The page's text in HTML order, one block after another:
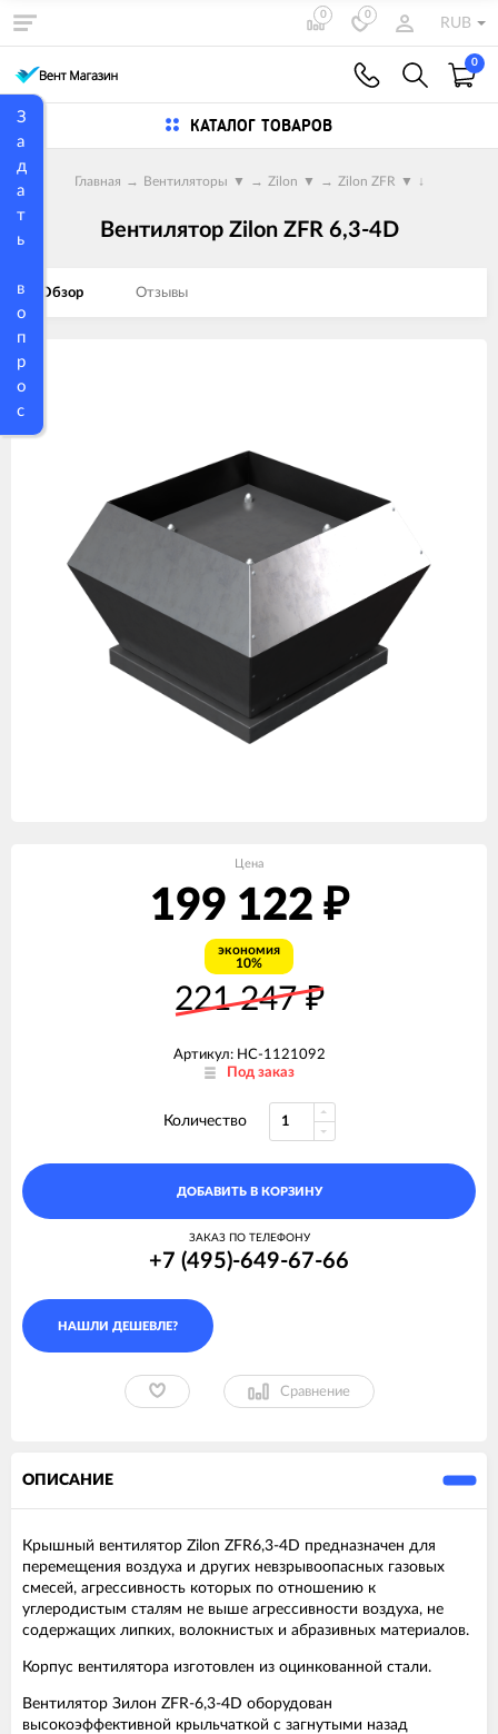
З
а
д
а
т
ь
в
о
п
р
о
с
0 0
RUB
0
КАТАЛОГ ТОВАРОВ
Главная → Вентиляторы ▼ → Zilon ▼ → Zilon ZFR ▼ ↓
Вентилятор Zilon ZFR 6,3-4D
Обзор Отзывы
Изображения
товаров
Цена
199 122 ₽
экономия
10%
221 247₽
Артикул: НС-1121092
Под заказ
Количество
ДОБАВИТЬ В КОРЗИНУ
ЗАКАЗ ПО ТЕЛЕФОНУ
+7 (495)-649-67-66
Сравнение
ОПИСАНИЕ
Крышный вентилятор Zilon ZFR6,3-4D предназначен для
перемещения воздуха и других невзрывоопасных газовых
смесей, агрессивность которых по отношению к
углеродистым сталям не выше агрессивности воздуха, не
содержащих липких, волокнистых и абразивных материалов.
Корпус вентилятора изготовлен из оцинкованной стали.
Вентилятор Зилон ZFR-6,3-4D оборудован
высокоэффективной крыльчаткой с загнутыми назад